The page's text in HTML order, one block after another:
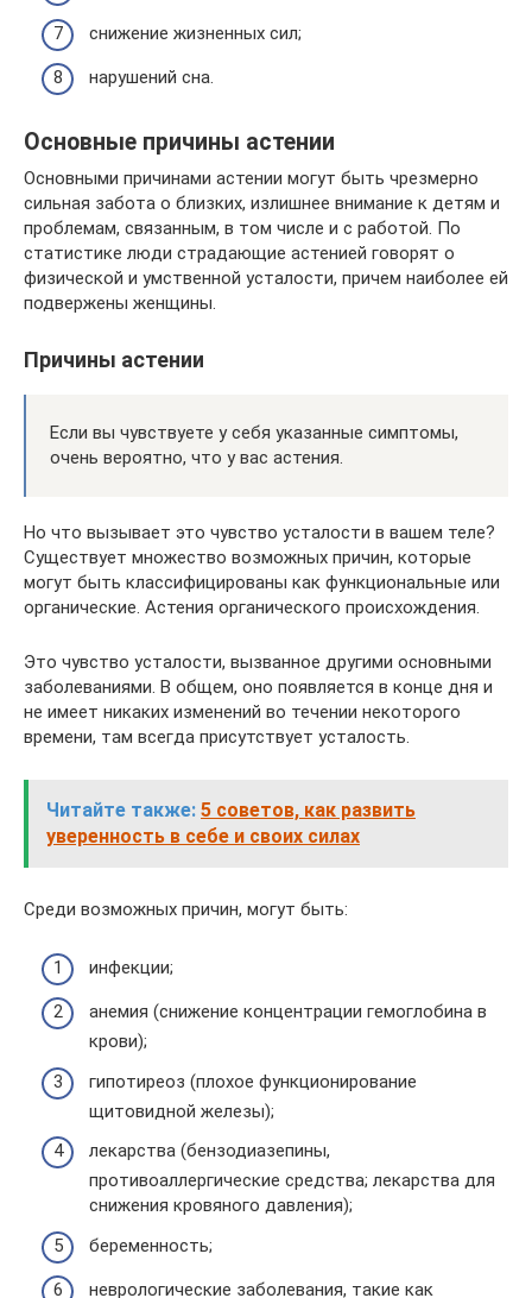
снижение жизненных сил;
нарушений сна.
Основные причины астении
Основными причинами астении могут быть чрезмерно
сильная забота о близких, излишнее внимание к детям и
проблемам, связанным, в том числе и с работой. По
статистике люди страдающие астенией говорят о
физической и умственной усталости, причем наиболее ей
подвержены женщины.
Причины астении
Если вы чувствуете у себя указанные симптомы,
очень вероятно, что у вас астения.
Но что вызывает это чувство усталости в вашем теле?
Существует множество возможных причин, которые
могут быть классифицированы как функциональные или
органические. Астения органического происхождения.
Это чувство усталости, вызванное другими основными
заболеваниями. В общем, оно появляется в конце дня и
не имеет никаких изменений во течении некоторого
времени, там всегда присутствует усталость.
Читайте также: 5 советов, как развить
уверенность в себе и своих силах
Среди возможных причин, могут быть:
инфекции;
анемия (снижение концентрации гемоглобина в
крови);
гипотиреоз (плохое функционирование
щитовидной железы);
лекарства (бензодиазепины,
противоаллергические средства; лекарства для
снижения кровяного давления);
беременность;
неврологические заболевания, такие как